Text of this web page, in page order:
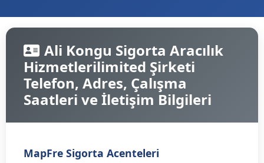
Ali Kongu Sigorta Aracılık
Hizmetlerilimited Şirketi
Telefon, Adres, Çalışma
Saatleri ve İletişim Bilgileri
MapFre Sigorta Acenteleri